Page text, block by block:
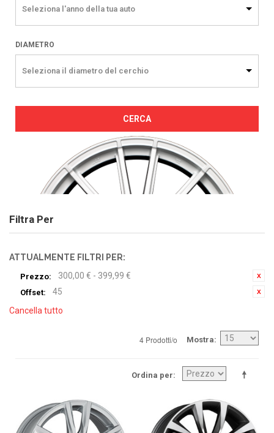
Seleziona l'anno della tua auto
DIAMETRO
Seleziona il diametro del cerchio
CERCA
Filtra Per
ATTUALMENTE FILTRI PER:
Prezzo: 300,00 € - 399,99 €
Offset:
45
Cancella tutto
4 Prodotti/o Mostra
Ordina per